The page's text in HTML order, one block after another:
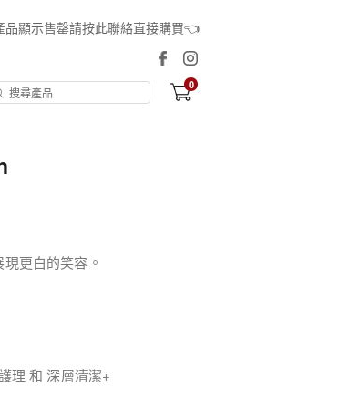
品顯示售罄請按此聯絡直接購買👈
0
更白的笑容。
理 和 深層清潔+